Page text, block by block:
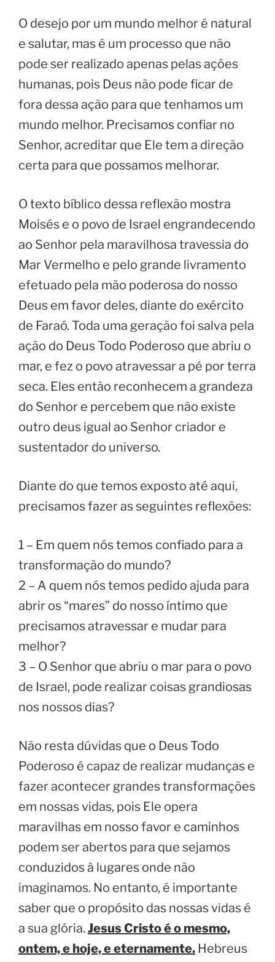
O desejo por um mundo melhor é natural
e salutar, mas é um processo que não
pode ser realizado apenas pelas ações
humanas, pois Deus não pode ficar de
fora dessa ação para que tenhamos um
mundo melhor. Precisamos confiar no
Senhor, acreditar que Ele tem a direção
certa para que possamos melhorar.
O texto bíblico dessa reflexão mostra
Moisés e o povo de Israel engrandecendo
ao Senhor pela maravilhosa travessia do
Mar Vermelho e pelo grande livramento
efetuado pela mão poderosa do nosso
Deus em favor deles, diante do exército
de Faraó. Toda uma geração foi salva pela
ação do Deus Todo Poderoso que abriu o
mar, e fez o povo atravessar a pé por terra
seca. Eles então reconhecem a grandeza
do Senhor e percebem que não existe
outro deus igual ao Senhor criador e
sustentador do universo.
Diante do que temos exposto até aqui,
precisamos fazer as seguintes reflexões:
1 – Em quem nós temos confiado para a
transformação do mundo?
2 – A quem nós temos pedido ajuda para
abrir os “mares” do nosso íntimo que
precisamos atravessar e mudar para
melhor?
3 – O Senhor que abriu o mar para o povo
de Israel, pode realizar coisas grandiosas
nos nossos dias?
Não resta dúvidas que o Deus Todo
Poderoso é capaz de realizar mudanças e
fazer acontecer grandes transformações
em nossas vidas, pois Ele opera
maravilhas em nosso favor e caminhos
podem ser abertos para que sejamos
conduzidos à lugares onde não
imaginamos. No entanto, é importante
saber que o propósito das nossas vidas é
a sua glória. Jesus Cristo é o mesmo,
ontem, e hoje, e eternamente. Hebreus